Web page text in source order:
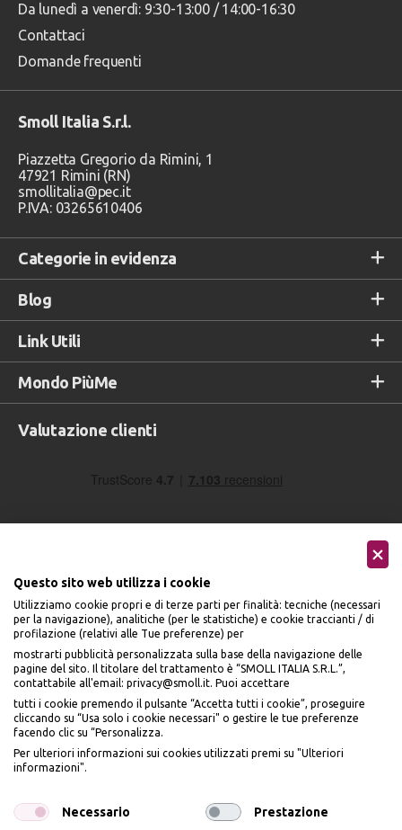
Categorie in evidenza
Blog
Link Utili
Mondo PiùMe
Da lunedì a venerdì: 9:30-13:00 / 14:00-16:30
Contattaci
Domande frequenti
Smoll Italia S.r.l.
Piazzetta Gregorio da Rimini, 1
47921 Rimini (RN)
smollitalia@pec.it
P.IVA: 03265610406
Valutazione clienti
Accettiamo
Seguici sui social
Questo sito web utilizza i cookie
Utilizziamo cookie propri e di terze parti per finalità: tecniche (necessari
per la navigazione), analitiche (per le statistiche) e cookie traccianti / di
profilazione (relativi alle Tue preferenze) per
mostrarti pubblicità personalizzata sulla base della navigazione delle
pagine del sito. Il titolare del trattamento è “SMOLL ITALIA S.R.L.”,
contattabile all'email: privacy@smoll.it. Puoi accettare
tutti i cookie premendo il pulsante “Accetta tutti i cookie”, proseguire
cliccando su “Usa solo i cookie necessari" o gestire le tue preferenze
facendo clic su “Personalizza.
Per ulteriori informazioni sui cookies utilizzati premi su "Ulteriori
informazioni".
Necessario Prestazione
BENVENUTO DA
PIÙME
IL10% DI SCONTO